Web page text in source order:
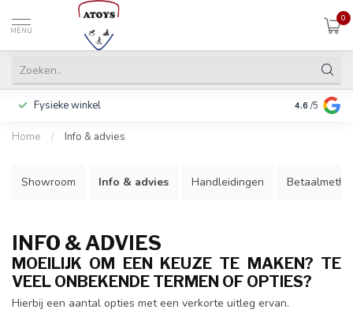
MENU
0
Fysieke winkel Betalen in
4.6 /5
Home / Info & advies
Showroom Info & advies Handleidingen
INFO & ADVIES
MOEILIJK OM EEN KEUZE TE MAKEN? TE
VEEL ONBEKENDE TERMEN OF OPTIES?
Hierbij een aantal opties met een verkorte uitleg ervan.